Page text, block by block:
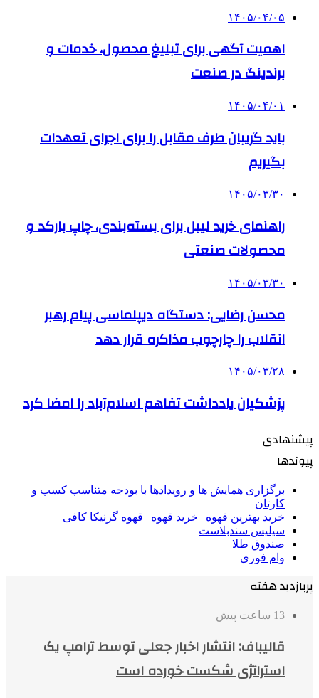
۱۴۰۵/۰۴/۰۵
اهمیت آگهی برای تبلیغ محصول، خدمات و
برندینگ در صنعت
۱۴۰۵/۰۴/۰۱
باید گریبان طرف مقابل را برای اجرای تعهدات
بگیریم
۱۴۰۵/۰۳/۳۰
راهنمای خرید لیبل برای بسته‌بندی، چاپ بارکد و
محصولات صنعتی
۱۴۰۵/۰۳/۳۰
محسن رضایی: دستگاه دیپلماسی پیام رهبر
انقلاب را چارچوب مذاکره قرار دهد
۱۴۰۵/۰۳/۲۸
پزشکیان یادداشت تفاهم اسلام‌آباد را امضا کرد
پیشنهادی
پیوندها
برگزاری همایش ها و رویدادها با بودجه متناسب کسب و
کارتان
خرید بهترین قهوه | خرید قهوه | قهوه گرنیکا کافی
سیلیس سندبلاست
صندوق طلا
وام فوری
پربازدید هفته
13 ساعت پیش
قالیباف: انتشار اخبار جعلی توسط ترامپ یک
استراتژی شکست خورده است